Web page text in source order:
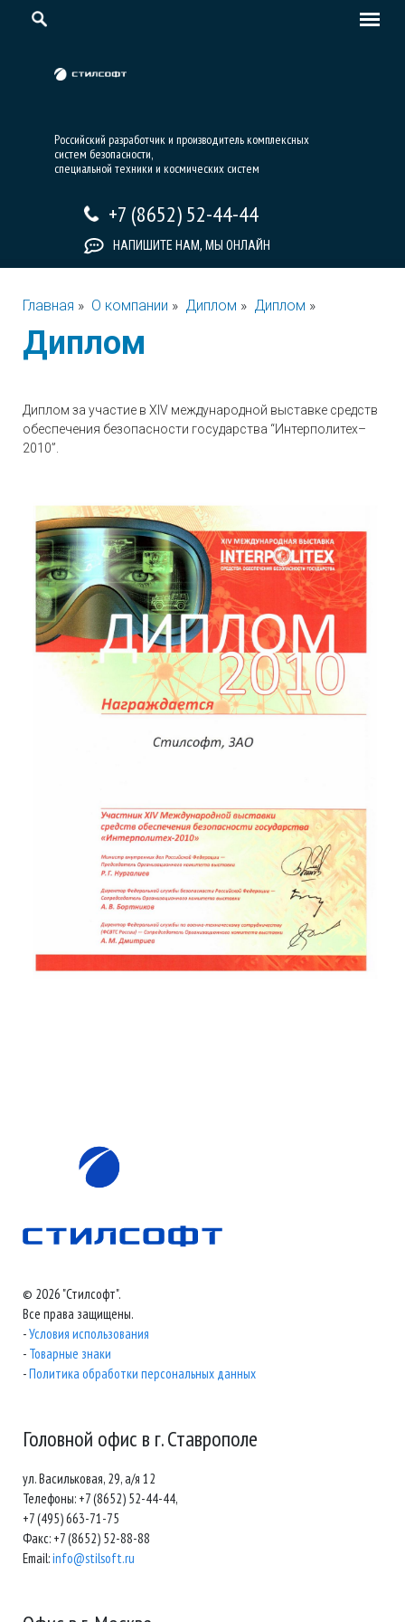
Российский разработчик и производитель комплексных
систем безопасности,
специальной техники и космических систем
+7 (8652) 52-44-44
НАПИШИТЕ НАМ, МЫ ОНЛАЙН
Главная » О компании » Диплом » Диплом »
Диплом
Диплом за участие в XIV международной выставке средств
обеспечения безопасности государства “Интерполитех–
2010”.
© 2026 "Стилсофт".
Все права защищены.
-Условия использования
- Товарные знаки
-Политика обработки персональных данных
Головной офис в г. Ставрополе
ул. Васильковая, 29, а/я 12
Телефоны: +7 (8652) 52-44-44,
+7 (495) 663-71-75
Факс: +7 (8652) 52-88-88
Email:info@stilsoft.ru